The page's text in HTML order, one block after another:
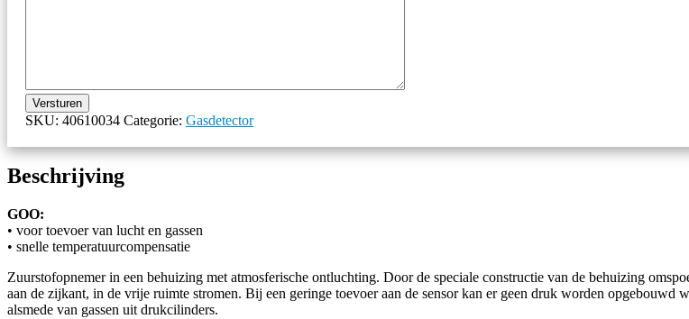
Versturen
SKU: 40610034 Categorie: Gasdetector
Beschrijving
GOO:
• voor toevoer van lucht en gassen
• snelle temperatuurcompensatie
Zuurstofopnemer in een behuizing met atmosferische ontluchting. Door de speciale constructie van de behuizing
aan de zijkant, in de vrije ruimte stromen. Bij een geringe toevoer aan de sensor kan er geen druk worden
alsmede van gassen uit drukcilinders.